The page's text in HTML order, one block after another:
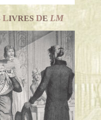
LIVRESDE LM